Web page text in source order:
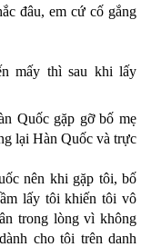
đâu, em cứ cố gắng
mấy thì sau khi lấy
Quốc gặp gỡ bố mẹ
lại Hàn Quốc và trực
nên khi gặp tôi, bố
lấy tôi khiến tôi vô
trong lòng vì không
cho tôi trên danh